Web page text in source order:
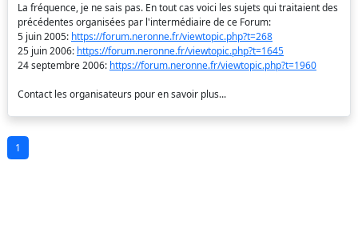
La fréquence, je ne sais pas. En tout cas voici les sujets qui traitaient des
précédentes organisées par l'intermédiaire de ce Forum:
5 juin 2005: https://forum.neronne.fr/viewtopic.php?t=268
25 juin 2006: https://forum.neronne.fr/viewtopic.php?t=1645
24 septembre 2006: https://forum.neronne.fr/viewtopic.php?t=1960
Contact les organisateurs pour en savoir plus...
1